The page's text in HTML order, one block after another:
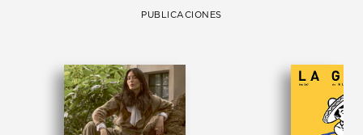
PUBLICACIONES